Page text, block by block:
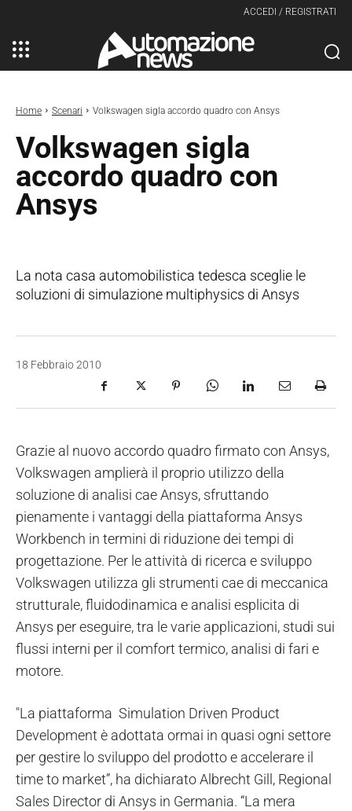
ACCEDI / REGISTRATI
Home Scenari Volkswagen sigla accordo quadro con Ansys
Volkswagen sigla
accordo quadro con
Ansys
La nota casa automobilistica tedesca sceglie le
soluzioni di simulazione multiphysics di Ansys
18 Febbraio 2010
Grazie al nuovo accordo quadro firmato con Ansys,
Volkswagen amplierà il proprio utilizzo della
soluzione di analisi cae Ansys, sfruttando
pienamente i vantaggi della piattaforma Ansys
Workbench in termini di riduzione dei tempi di
progettazione. Per le attività di ricerca e sviluppo
Volkswagen utilizza gli strumenti cae di meccanica
strutturale, fluidodinamica e analisi esplicita di
Ansys per eseguire, tra le varie applicazioni, studi sui
flussi interni per il comfort termico, analisi di fari e
motore.
"La piattaforma Simulation Driven Product
Development è adottata ormai in quasi ogni settore
per gestire lo sviluppo del prodotto e accelerare il
time to market”, ha dichiarato Albrecht Gill, Regional
Sales Director di Ansys in Germania. “La mera